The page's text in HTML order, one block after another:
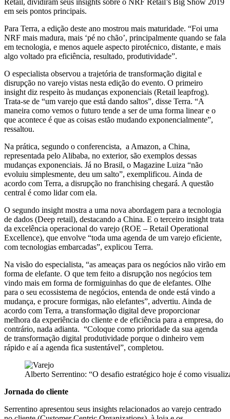
em seis pontos principais.
Para Terra, a edição deste ano mostrou mais maturidade. “Foi uma
NRF mais madura, mais ‘pé no chão’, principalmente quando se fala
em tecnologia, e menos aquele aspecto pirotécnico, distante, e mais
algo voltado pra eficiência, resultado, produtividade”.
O especialista observou a trajetória de transformação digital e
disrupção no varejo vistas nesta edição do evento. O primeiro
insight diz respeito às mudanças exponenciais (Retail leapfrog).
Trata-se de “um varejo que está dando saltos”, disse Terra. “A
maneira como vemos o futuro tende a ser de uma forma linear e o
que acontece é que as coisas estão mudando exponencialmente”,
ressaltou.
Na prática, segundo o conferencista, a Amazon, a China,
representada pelo Alibaba, no exterior, são exemplos dessas
mudanças exponenciais. Já no Brasil, o Magazine Luiza “não
evoluiu simplesmente, deu um salto”, exemplificou. Ainda de
acordo com Terra, a disrupção no franchising chegará. A questão
central é como lidar com ela.
O segundo insight mostra a uma nova abordagem para a tecnologia
de dados (Deep retail), destacando a China. E o terceiro insight trata
da excelência operacional do varejo (ROE – Retail Operational
Excellence), que envolve “toda uma agenda de um varejo eficiente,
com tecnologias embarcadas”, explicou Terra.
Na visão do especialista, “as ameaças para os negócios não virão em
forma de elefante. O que tem feito a disrupção nos negócios tem
vindo mais em forma de formiguinhas do que de elefantes. Olhe
para o seu ecossistema de negócios, entenda de onde está vindo a
mudança, e procure formigas, não elefantes”, advertiu. Ainda de
acordo com Terra, a transformação digital deve proporcionar
melhora da experiência do cliente e de eficiência para a empresa, do
contrário, nada adianta. “Coloque como prioridade da sua agenda
de transformação digital produtividade porque o dinheiro vem
rápido e aí a agenda fica sustentável”, completou.
Alberto Serrentino: “O desafio estratégico hoje é como
Jornada do cliente
Serrentino apresentou seus insights relacionados ao varejo centrado